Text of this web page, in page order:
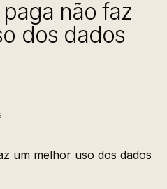
não faz
dos dados